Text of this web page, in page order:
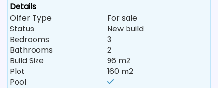
Details
Offer Type
For sale
Status
New build
Bedrooms
3
Bathrooms
2
Build Size
96 m2
Plot
160 m2
Pool